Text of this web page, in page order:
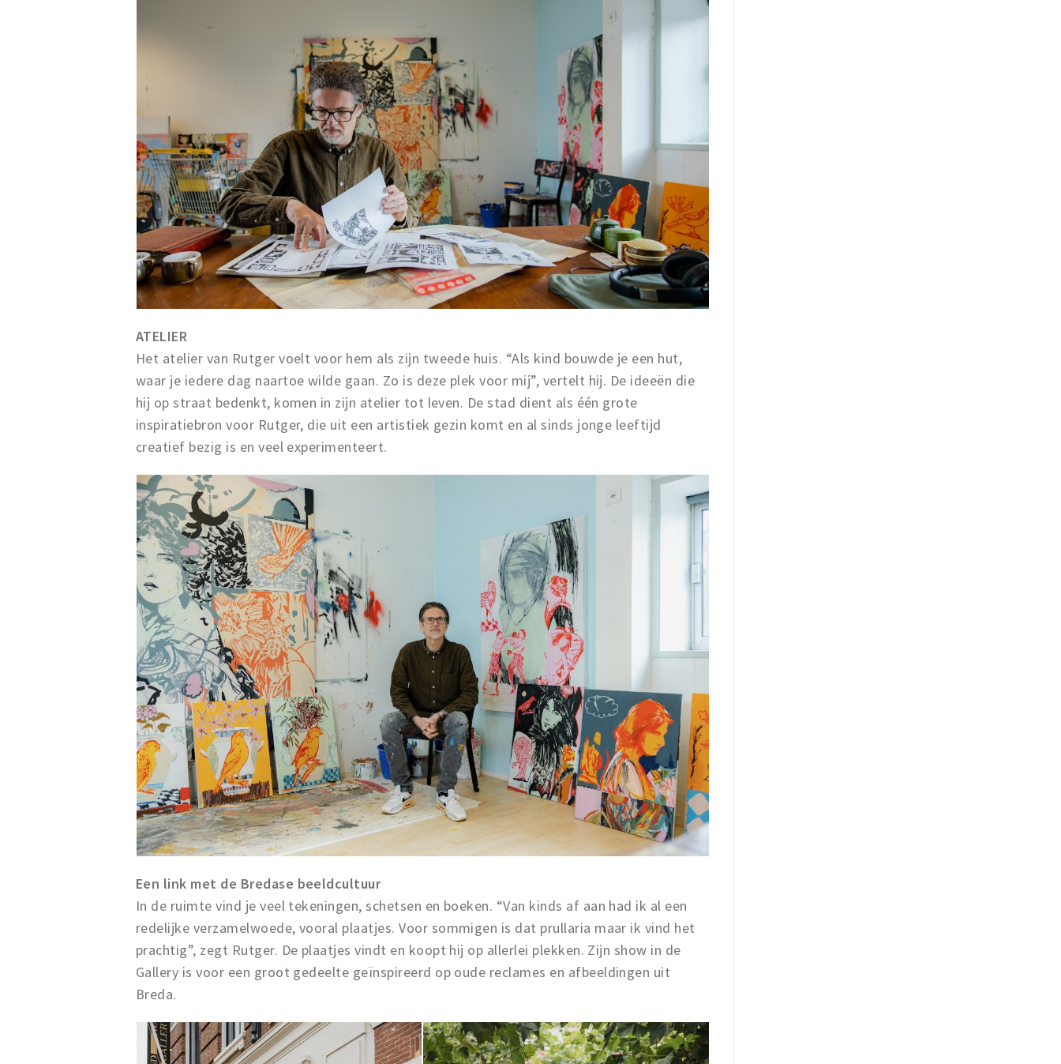
ATELIER
Het atelier van Rutger voelt voor hem als zijn tweede huis. “Als kind bouwde je een hut,
waar je iedere dag naartoe wilde gaan. Zo is deze plek voor mij”, vertelt hij. De ideeën die
hij op straat bedenkt, komen in zijn atelier tot leven. De stad dient als één grote
inspiratiebron voor Rutger, die uit een artistiek gezin komt en al sinds jonge leeftijd
creatief bezig is en veel experimenteert.
Een link met de Bredase beeldcultuur
In de ruimte vind je veel tekeningen, schetsen en boeken. “Van kinds af aan had ik al een
redelijke verzamelwoede, vooral plaatjes. Voor sommigen is dat prullaria maar ik vind het
prachtig”, zegt Rutger. De plaatjes vindt en koopt hij op allerlei plekken. Zijn show in de
Gallery is voor een groot gedeelte geïnspireerd op oude reclames en afbeeldingen uit
Breda.